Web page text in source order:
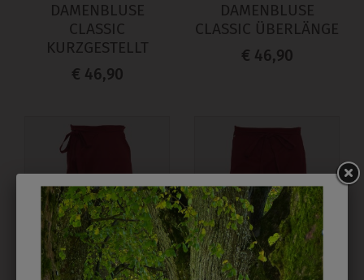
DAMENBLUSE
CLASSIC
KURZGESTELLT
€ 46,90
DAMENBLUSE
CLASSIC ÜBERLÄNGE
€ 46,90